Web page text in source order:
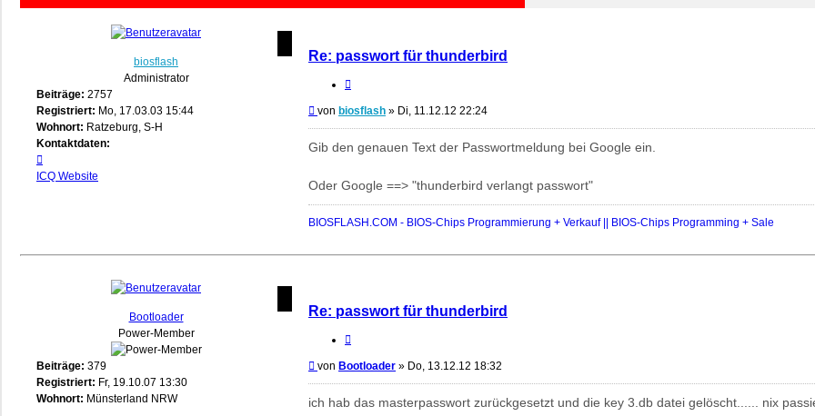
biosflash
Administrator
Beiträge: 2757
Registriert: Mo, 17.03.03 15:44
Wohnort: Ratzeburg, S-H
Kontaktdaten:
von
ICQ Website
Re: passwort für thunderbird
Beitrag
von biosflash » Di, 11.12.12 22:24
Gib den genauen Text der Passwortmeldung bei Google ein.
Oder Google ==> "thunderbird verlangt passwort"
BIOSFLASH.COM - BIOS-Chips Programmierung + Verkauf || BIOS-Chips Programming + Sale
Bootloader
Power-Member
Beiträge: 379
Registriert: Fr, 19.10.07 13:30
Wohnort: Münsterland NRW
Re: passwort für thunderbird
Beitrag
von Bootloader » Do, 13.12.12 18:32
ich hab das masterpasswort zurückgesetzt und die key 3.db datei gelöscht...... nix